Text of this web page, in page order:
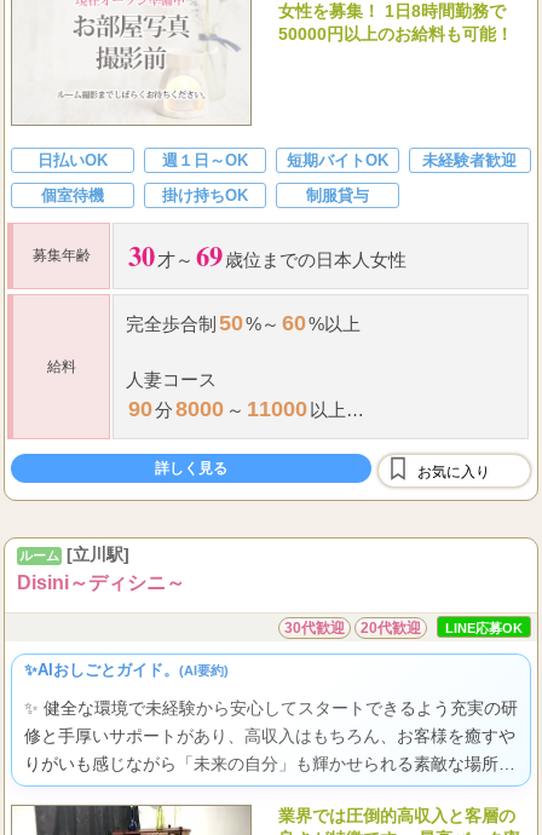
女性を募集！ 1日8時間勤務で
50000円以上のお給料も可能！
日払いOK 週１日～OK 短期バイトOK
未経験者歓迎
個室待機
掛け持ちOK 制服貸与
募集年齢 30才～ 69歳位までの日本人女性
給料
完全歩合制 50%～ 60%以上
人妻コース
90分8000 ～ 11000 以上
120分11000～14000以上
150分 13000 以上
180分15000～18000以上
詳しく見る お気に入り
ルーム [立川駅]
Disini～ディシニ～
30代歓迎 20代歓迎 LINE応募OK
✨AIおしごとガイド。 (AI要約)
✨ 健全な環境で未経験から安心してスタートできるよう充実の研
修と手厚いサポートがあり、高収入はもちろん、お客様を癒すや
りがいも感じながら「未来の自分」も輝かせられる素敵な場所で
すよ。
業界では圧倒的高収入と客層の